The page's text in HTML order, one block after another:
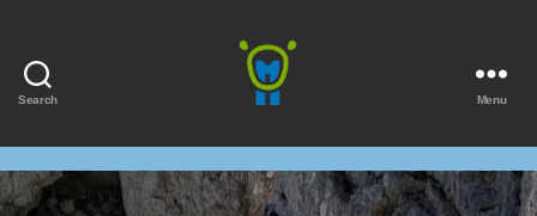
Search Menu